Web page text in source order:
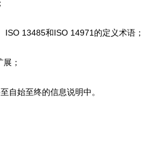
13485和ISO 14971的定义术语；
；
自始至终的信息说明中。